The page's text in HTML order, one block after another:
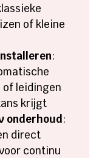
of kleine
:
leidingen
krijgt
onderhoud:
direct
continu